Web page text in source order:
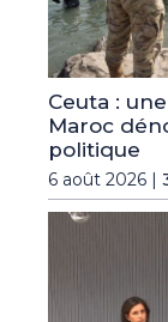
Ceuta :
Maroc
politique
6 août 2026 |